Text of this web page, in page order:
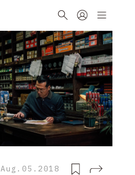
Aug.05.2018